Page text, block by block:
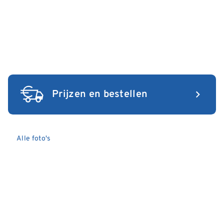
Prijzen en bestellen
Alle foto's